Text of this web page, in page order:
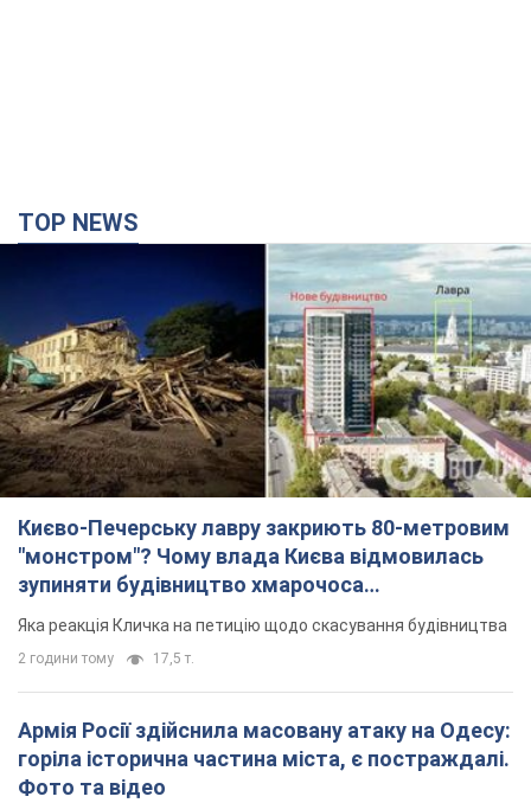
TOP NEWS
Києво-Печерську лавру закриють 80-метровим
"монстром"? Чому влада Києва відмовилась
зупиняти будівництво хмарочоса
"московського вірянина"
Яка реакція Кличка на петицію щодо скасування будівництва
2 години тому 17,5 т.
Армія Росії здійснила масовану атаку на Одесу:
горіла історична частина міста, є постраждалі.
Фото та відео